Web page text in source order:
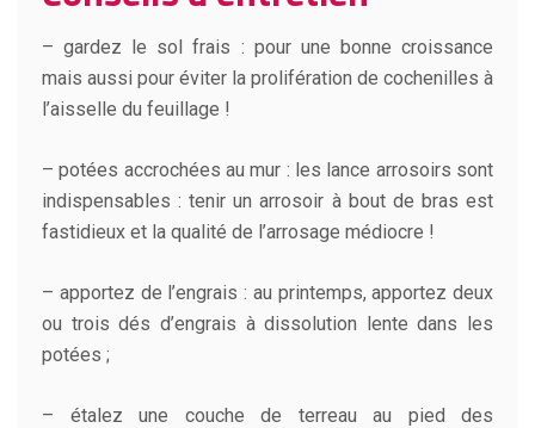
– gardez le sol frais : pour une bonne croissance
mais aussi pour éviter la prolifération de cochenilles à
l’aisselle du feuillage !
– potées accrochées au mur : les lance arrosoirs sont
indispensables : tenir un arrosoir à bout de bras est
fastidieux et la qualité de l’arrosage médiocre !
– apportez de l’engrais : au printemps, apportez deux
ou trois dés d’engrais à dissolution lente dans les
potées ;
– étalez une couche de terreau au pied des